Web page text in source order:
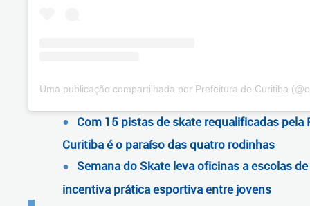
Uma publicação compartilhada por Prefeitura de Curitiba
Com 15 pistas de skate requalificadas pela
Curitiba é o paraíso das quatro rodinhas
Semana do Skate leva oficinas a escolas
incentiva prática esportiva entre jovens